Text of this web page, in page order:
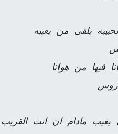
يلقى من يعيبه
فيها من هوانا
يغيب مادام ان انت القريب